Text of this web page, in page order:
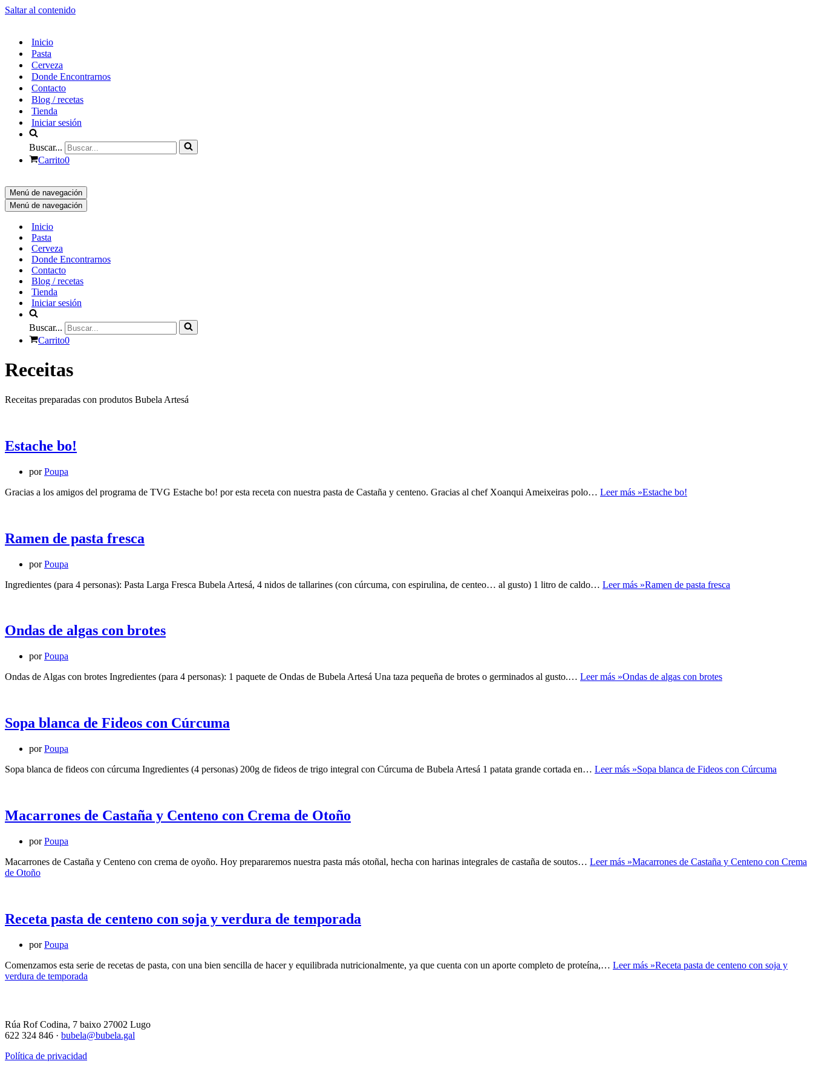
Saltar al contenido
Inicio
Pasta
Cerveza
Donde Encontrarnos
Contacto
Blog / recetas
Tienda
Iniciar sesión
Buscar...
Carrito0
Menú de navegación
Menú de navegación
Inicio
Pasta
Cerveza
Donde Encontrarnos
Contacto
Blog / recetas
Tienda
Iniciar sesión
Buscar...
Carrito0
Receitas
Receitas preparadas con produtos Bubela Artesá
Estache bo!
porPoupa
Gracias a los amigos del programa de TVG Estache bo! por esta receta con nuestra pasta de Castaña y centeno. Gracias al chef Xoanqui Ameixeiras polo… Leer más »Estache bo!
Ramen de pasta fresca
porPoupa
Ingredientes (para 4 personas): Pasta Larga Fresca Bubela Artesá, 4 nidos de tallarines (con cúrcuma, con espirulina, de centeo… al gusto) 1 litro de caldo… Leer más »Ramen de pasta fresca
Ondas de algas con brotes
porPoupa
Ondas de Algas con brotes Ingredientes (para 4 personas): 1 paquete de Ondas de Bubela Artesá Una taza pequeña de brotes o germinados al gusto.… Leer más »Ondas de algas con brotes
Sopa blanca de Fideos con Cúrcuma
porPoupa
Sopa blanca de fideos con cúrcuma Ingredientes (4 personas) 200g de fideos de trigo integral con Cúrcuma de Bubela Artesá 1 patata grande cortada en… Leer más »Sopa blanca de Fideos con Cúrcuma
Macarrones de Castaña y Centeno con Crema de Otoño
porPoupa
Macarrones de Castaña y Centeno con crema de oyoño. Hoy prepararemos nuestra pasta más otoñal, hecha con harinas integrales de castaña de soutos… Leer más »Macarrones de Castaña y Centeno con Crema
de Otoño
Receta pasta de centeno con soja y verdura de temporada
porPoupa
Comenzamos esta serie de recetas de pasta, con una bien sencilla de hacer y equilibrada nutricionalmente, ya que cuenta con un aporte completo de proteína,… Leer más »Receta pasta de centeno con soja y
verdura de temporada
Rúa Rof Codina, 7 baixo 27002 Lugo
622 324 846 · bubela@bubela.gal
Política de privacidad